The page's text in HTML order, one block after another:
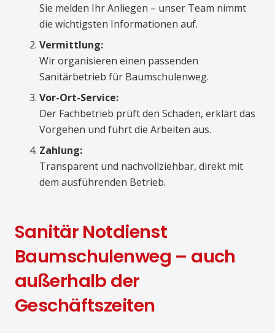
Sie melden Ihr Anliegen – unser Team nimmt
die wichtigsten Informationen auf.
Vermittlung:
Wir organisieren einen passenden
Sanitärbetrieb für Baumschulenweg.
Vor-Ort-Service:
Der Fachbetrieb prüft den Schaden, erklärt das
Vorgehen und führt die Arbeiten aus.
Zahlung:
Transparent und nachvollziehbar, direkt mit
dem ausführenden Betrieb.
Sanitär Notdienst
Baumschulenweg – auch
außerhalb der
Geschäftszeiten